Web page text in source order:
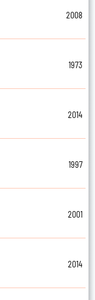
2008
1973
2014
1997
2001
2014